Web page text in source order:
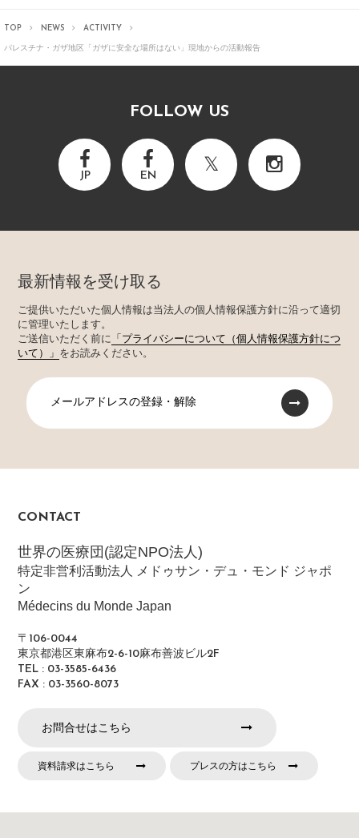
TOP NEWS ACTIVITY
パレスチナ・ガザ地区「ガザに安全な場所はない」 現地からの活動報告
FOLLOW US
JP EN
最新情報を受け取る
ご提供いただいた個人情報は当法人の個人情報保護方針に沿って適切
に管理いたします。
ご送信いただく前に
「プライバシーについて（個人情報保護方針につ
いて）」 をお読みください。
メールアドレスの登録・解除
CONTACT
世界の医療団(認定NPO法人)
特定非営利活動法人 メドゥサン・デュ・モンド ジャポ
ン
Médecins du Monde Japan
〒106-0044
東京都港区東麻布2-6-10麻布善波ビル2F
TEL : 03-3585-6436
FAX : 03-3560-8073
お問合せはこちら
資料請求はこちら プレスの方はこちら